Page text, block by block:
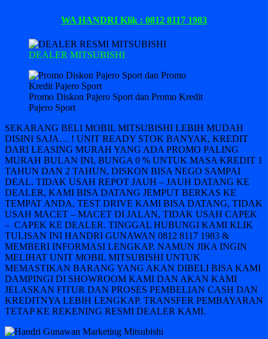
WA HANDRI Klik : 0812 8117 1983
DEALER MITSUBISHI
Promo Diskon Pajero Sport dan Promo Kredit
Pajero Sport
SEKARANG BELI MOBIL MITSUBISHI LEBIH MUDAH
DISINI SAJA… ! UNIT READY STOK BANYAK, KREDIT
DARI LEASING MURAH YANG ADA PROMO PALING
MURAH BULAN INI, BUNGA 0 % UNTUK MASA KREDIT 1
TAHUN DAN 2 TAHUN, DISKON BISA NEGO SAMPAI
DEAL. TIDAK USAH REPOT JAUH – JAUH DATANG KE
DEALER, KAMI BISA DATANG JEMPUT BERKAS KE
TEMPAT ANDA, TEST DRIVE KAMI BISA DATANG, TIDAK
USAH MACET – MACET DI JALAN, TIDAK USAH CAPEK
– CAPEK KE DEALER. TINGGAL HUBUNGI KAMI KLIK
TULISAN INI HANDRI GUNAWAN 0812 8117 1983 &
MEMBERI INFORMASI LENGKAP. NAMUN JIKA INGIN
MELIHAT UNIT MOBIL MITSUBISHI UNTUK
MEMASTIKAN BARANG YANG AKAN DIBELI BISA KAMI
DAMPINGI DI SHOWROOM KAMI DAN AKAN KAMI
JELASKAN FITUR DAN PROSES PEMBELIAN CASH DAN
KREDITNYA LEBIH LENGKAP. TRANSFER PEMBAYARAN
TETAP KE REKENING RESMI DEALER KAMI.